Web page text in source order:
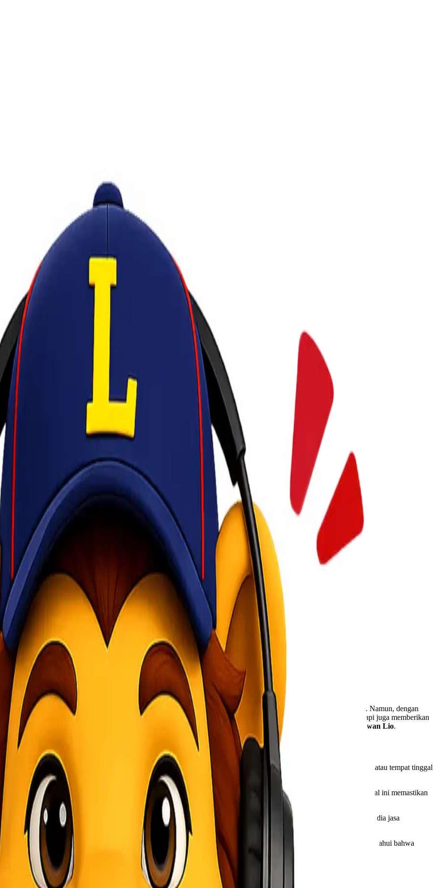
hidup. Dalam masa berduka ini, proses pengiriman jenazah seringkali menjadi hal yang sulit dan membingungkan. Namun, dengan
bisa menjadi lebih mudah dan teratur. Layanan ini tidak hanya membantu memindahkan jenazah ke lokasi tujuan, tetapi juga memberikan
jauh tentang pentingnya layanan ini dan bagaimana cara memilih penyedia jasa yang tepat untuk kebutuhan
Kawan Lio.
memindahkan jenazah dari satu lokasi ke lokasi lain. Ini bisa mencakup pengiriman dari rumah duka, rumah sakit, atau tempat tinggal
ini juga biasanya mencakup penanganan administratif seperti pengurusan dokumen resmi dan izin yang diperlukan. Hal ini memastikan
yang berlaku.
situasi sulit. Ketika berduka, pikiran sering kali tidak fokus pada rincian logistik. Oleh karena itu, keberadaan penyedia jasa
semua kebutuhan terkait pengiriman jenazah secara hormat dan penuh perhatian. Keluarga dapat merasa tenang mengetahui bahwa
terakhir ini.